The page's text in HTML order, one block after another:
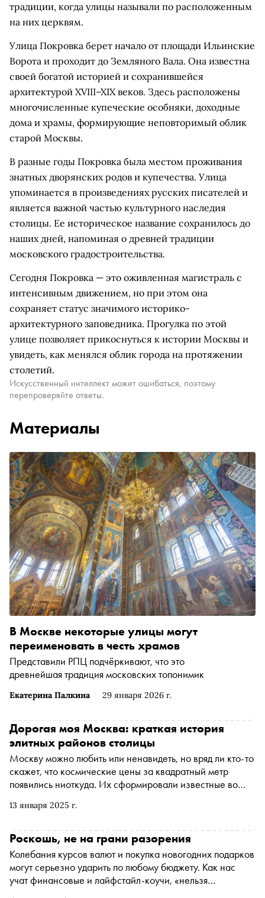
традиции, когда улицы называли по расположенным
на них церквям.
Улица Покровка берет начало от площади Ильинские
Ворота и проходит до Земляного Вала. Она известна
своей богатой историей и сохранившейся
архитектурой XVIII–XIX веков. Здесь расположены
многочисленные купеческие особняки, доходные
дома и храмы, формирующие неповторимый облик
старой Москвы.
В разные годы Покровка была местом проживания
знатных дворянских родов и купечества. Улица
упоминается в произведениях русских писателей и
является важной частью культурного наследия
столицы. Ее историческое название сохранилось до
наших дней, напоминая о древней традиции
московского градостроительства.
Сегодня Покровка — это оживленная магистраль с
интенсивным движением, но при этом она
сохраняет статус значимого историко-
архитектурного заповедника. Прогулка по этой
улице позволяет прикоснуться к истории Москвы и
увидеть, как менялся облик города на протяжении
столетий.
Искусственный интеллект может ошибаться, поэтому
перепроверяйте ответы.
Материалы
Екатерина Палкина 29 января 2026 г.
В Москве некоторые улицы могут
переименовать в честь храмов
Представили РПЦ подчёркивают, что это
древнейшая традиция московских топонимик
13 января 2025 г.
Дорогая моя Москва: краткая история
элитных районов столицы
Москву можно любить или ненавидеть, но вряд ли кто-то
скажет, что космические цены за квадратный метр
появились ниоткуда. Их сформировали известные во
истории и, куда уж без него, действительно столичный
сегодня престижными, еще в XIX веке обходили
стороной не только люди с достатком, но и небогатые
горожане. Карта «элитных» кварталов Москвы
продолжает меняться и сегодня
Роскошь, не на грани разорения
Колебания курсов валют и покупка новогодних подарков
могут серьезно ударить по любому бюджету. Как нас
учат финансовые и лайфстайл-коучи, «нельзя